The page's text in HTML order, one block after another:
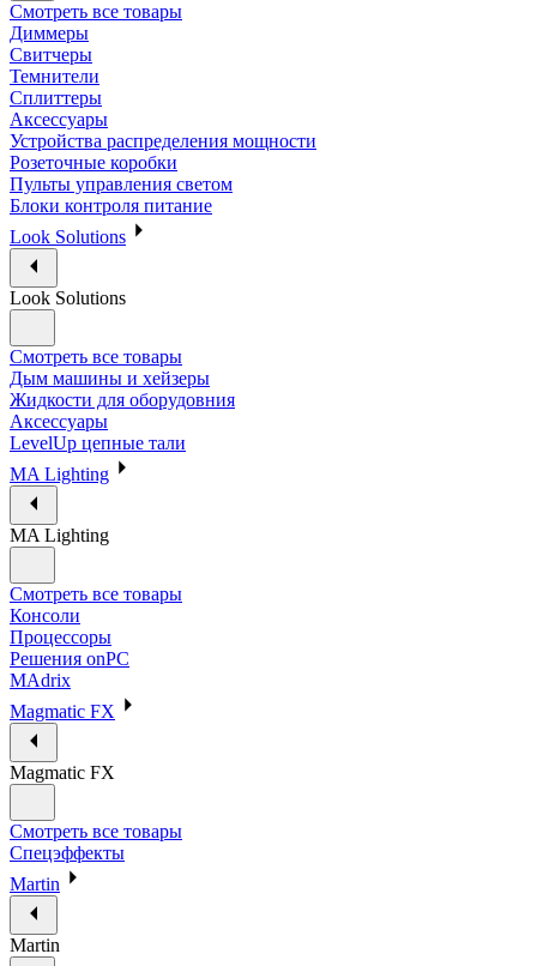
Смотреть все товары
Диммеры
Свитчеры
Темнители
Сплиттеры
Аксессуары
Устройства распределения мощности
Розеточные коробки
Пульты управления светом
Блоки контроля питание
Look Solutions
Look Solutions
Смотреть все товары
Дым машины и хейзеры
Жидкости для оборудовния
Аксессуары
LevelUp цепные тали
MA Lighting
MA Lighting
Смотреть все товары
Консоли
Процессоры
Решения onPC
MAdrix
Magmatic FX
Magmatic FX
Смотреть все товары
Спецэффекты
Martin
Martin